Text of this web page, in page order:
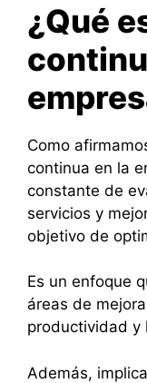
¿Qué
Como
continua en la
constante de
servicios y
objetivo de
Es un enfoque
áreas de
productividad y
Además,